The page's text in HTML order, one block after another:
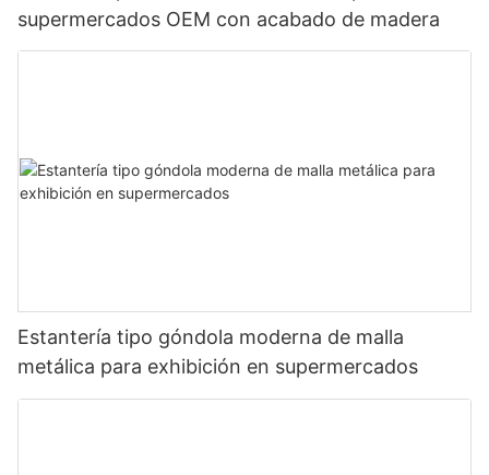
supermercados OEM con acabado de madera
Estantería tipo góndola moderna de malla
metálica para exhibición en supermercados